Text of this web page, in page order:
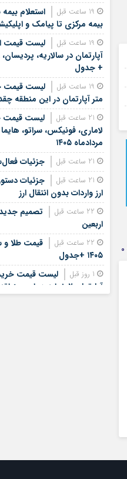
استعلام
بیمه مرکزی تا پیامک و
لیست قیمت
آپارتمان در سالاریه،
+ جدول
لیست قیمت
متر آپارتمان در این منطقه
لیست قیمت
لاماری، فونیکس، سراتو،
مردادماه ۱۴۰۵
جزئیات
جزئیات
ارز واردات بدون انتقال ارز
تصمیم جدید
اربعین
قیمت طلا و
۱۴۰۵ +جدول
لیست قیمت
آپارتمان ۲ خوابه در